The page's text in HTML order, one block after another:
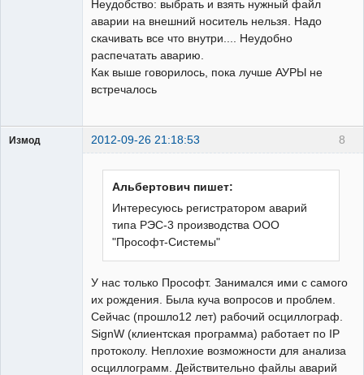
Неудобство: выбрать и взять нужный файл
аварии на внешний носитель нельзя. Надо
скачивать все что внутри.... Неудобно
распечатать аварию.
Как выше говорилось, пока лучше АУРЫ не
встречалось
8
Измод 2012-09-26 21:18:53
Альбертович пишет:
Интересуюсь регистратором аварий
типа РЭС-3 производства ООО
"Прософт-Системы"
У нас только Прософт. Занимался ими с самого
их рождения. Была куча вопросов и проблем.
Сейчас (прошло12 лет) рабочий осциллограф.
SignW (клиентская программа) работает по IP
протоколу. Неплохие возможности для анализа
осциллограмм. Действительно файлы аварий